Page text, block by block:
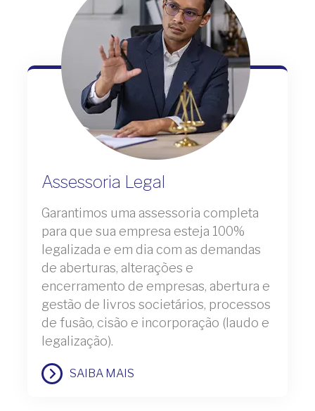
Assessoria Legal
Garantimos uma assessoria completa
para que sua empresa esteja 100%
legalizada e em dia com as demandas
de aberturas, alterações e
encerramento de empresas, abertura e
gestão de livros societários, processos
de fusão, cisão e incorporação (laudo e
legalização).
SAIBA MAIS